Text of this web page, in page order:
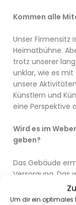
Um dir ein optimales
Kommen alle
Unser Firmensitz
Heimatbühne.
trotz unserer
unklar, wie es
unsere
Künstlern und
eine Perspektive
Wird es im
geben?
Das Gebäude
Versorgung. Das
werden keine
betreiben. Aber,